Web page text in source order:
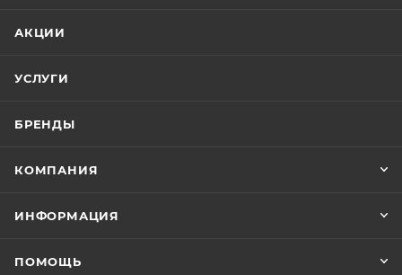
АКЦИИ
УСЛУГИ
БРЕНДЫ
КОМПАНИЯ
ИНФОРМАЦИЯ
ПОМОЩЬ